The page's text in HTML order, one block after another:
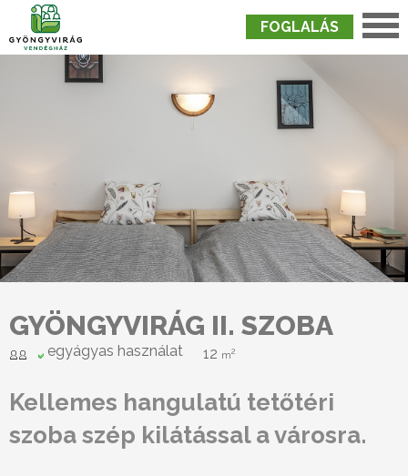
FOGLALÁS
Szobák
GYÖNGYVIRÁG II. SZOBA
egyágyas használat 12 m2
Kellemes hangulatú tetőtéri
szoba szép kilátással a városra.